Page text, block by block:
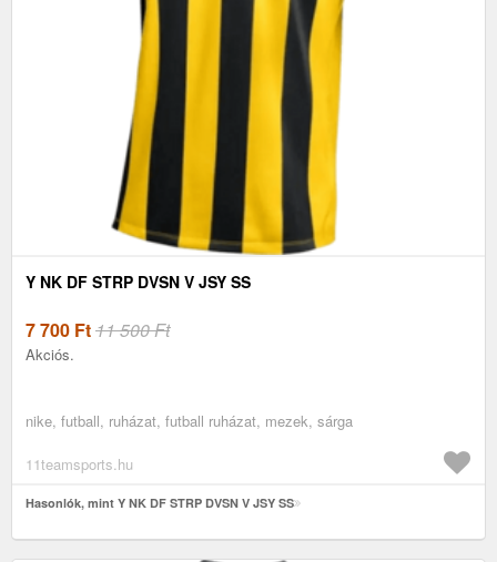
Y NK DF STRP DVSN V JSY SS
7 700 Ft11 500 Ft
Akciós.
nike, futball, ruházat, futball ruházat, mezek, sárga
11teamsports.hu
Hasonlók, mint Y NK DF STRP DVSN V JSY SS